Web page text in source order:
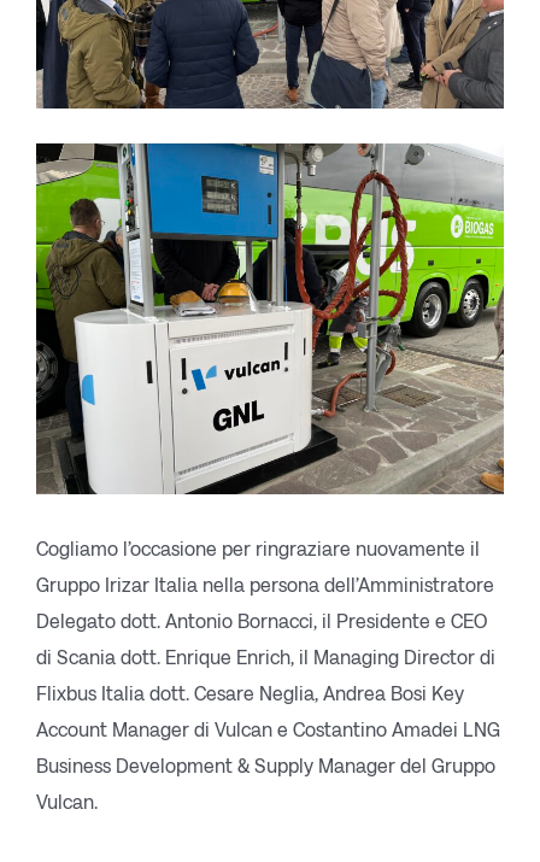
Cogliamo l’occasione per ringraziare nuovamente il
Gruppo Irizar Italia nella persona dell’Amministratore
Delegato dott. Antonio Bornacci, il Presidente e CEO
di Scania dott. Enrique Enrich, il Managing Director di
Flixbus Italia dott. Cesare Neglia, Andrea Bosi Key
Account Manager di Vulcan e Costantino Amadei LNG
Business Development & Supply Manager del Gruppo
Vulcan.